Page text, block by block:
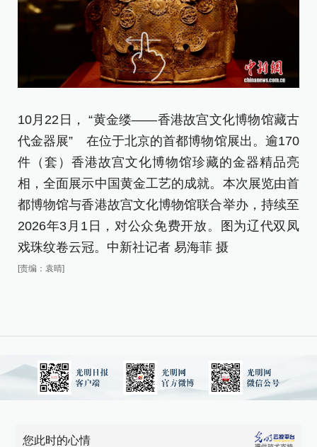
10月22日， “黄金缕——香港故宫文化博物馆藏古
代金器展” 在位于北京的首都博物馆展出。逾170
件（套）香港故宫文化博物馆珍藏的金器精品亮
相，全面展示中国黄金工艺的成就。本次展览由首
都博物馆与香港故宫文化博物馆联合举办，持续至
2026年3月1日，对公众免费开放。图为辽代双凤
戏珠纹卷云冠。中新社记者 易海菲 摄
[责编：袁晴]
您此时的心情